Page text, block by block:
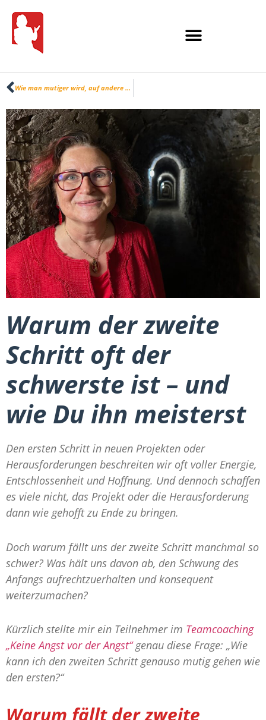
Wie man mutiger wird, auf andere zuzugehen
Warum der zweite
Schritt oft der
schwerste ist – und
wie Du ihn meisterst
Den ersten Schritt in neuen Projekten oder
Herausforderungen beschreiten wir oft voller Energie,
Entschlossenheit und Hoffnung. Und dennoch schaffen
es viele nicht, das Projekt oder die Herausforderung
dann wie gehofft zu Ende zu bringen.
Doch warum fällt uns der zweite Schritt manchmal so
schwer? Was hält uns davon ab, den Schwung des
Anfangs aufrechtzuerhalten und konsequent
weiterzumachen?
Kürzlich stellte mir ein Teilnehmer im Teamcoaching
„Keine Angst vor der Angst“genau diese Frage: „Wie
kann ich den zweiten Schritt genauso mutig gehen wie
den ersten?“
Warum fällt der zweite